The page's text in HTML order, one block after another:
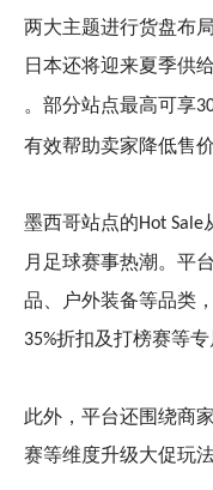
两大主题进行货盘布
日本还将迎来夏季供
。部分站点最高可享
有效帮助卖家降低售
墨西哥站点的Hot Sale
月足球赛事热潮。平
品、户外装备等品类
35%折扣及打榜赛等专
此外，平台还围绕商
赛等维度升级大促玩